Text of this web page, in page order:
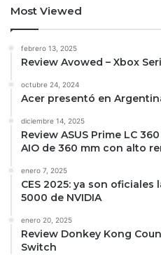
Most Viewed
febrero 13, 2025
Review Avowed – Xbox
octubre 24, 2024
Acer presentó en
diciembre 14, 2025
Review ASUS Prime LC
AIO de 360 mm con alto
enero 7, 2025
CES 2025: ya son oficiales
5000 de NVIDIA
enero 20, 2025
Review Donkey Kong
Switch